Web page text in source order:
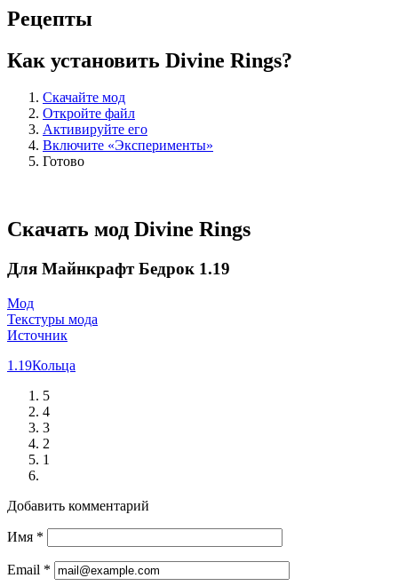
Рецепты
Как установить Divine Rings?
Скачайте мод
Откройте файл
Активируйте его
Включите «Эксперименты»
Готово
Скачать мод Divine Rings
Для Майнкрафт Бедрок 1.19
Мод
Текстуры мода
Источник
1.19Кольца
5
4
3
2
1
Добавить комментарий
Имя *
Email *